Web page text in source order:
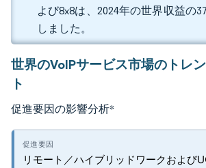
よび8x8は、2024年の世界収益の
しました。
世界のVoIPサービス市場のトレ
ト
促進要因の影響分析*
リモート／ハイブリッドワークおよび